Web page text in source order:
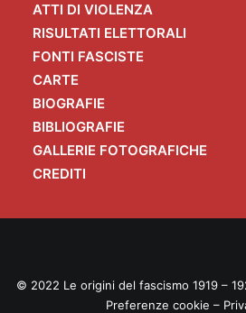
ATTI DI VIOLENZA
RISULTATI ELETTORALI
FONTI FASCISTE
CARTE
BIOGRAFIE
BIBLIOGRAFIE
GALLERIE FOTOGRAFICHE
CREDITI
© 2022 Le origini del fascismo 1919 –
Preferenze cookie –